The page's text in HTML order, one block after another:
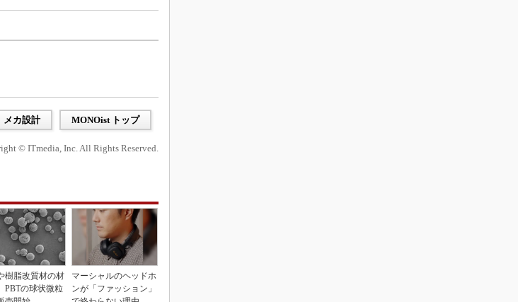
メカ設計 MONOist トップ
© ITmedia, Inc. All Rights Reserved.
樹脂改質材の材
PBTの球状微粒
マーシャルのヘッドホ
ンが「ファッション」